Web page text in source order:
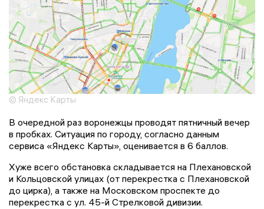
© Яндекс Карты
В очередной раз воронежцы проводят пятничный вечер
в пробках. Ситуация по городу, согласно данным
сервиса «Яндекс Карты», оценивается в 6 баллов.
Хуже всего обстановка складывается на Плехановской
и Кольцовской улицах (от перекрестка с Плехановской
до цирка), а также на Московском проспекте до
перекрестка с ул. 45-й Стрелковой дивизии.